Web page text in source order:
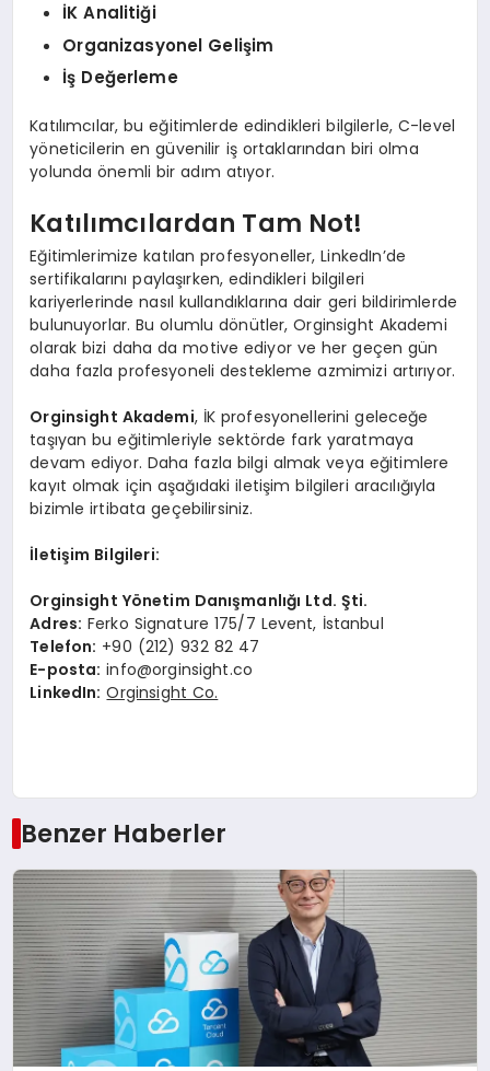
İK Analitiği
Organizasyonel Gelişim
İş Değerleme
Katılımcılar, bu eğitimlerde edindikleri bilgilerle, C-level
yöneticilerin en güvenilir iş ortaklarından biri olma
yolunda önemli bir adım atıyor.
Katılımcılardan Tam Not!
Eğitimlerimize katılan profesyoneller, LinkedIn’de
sertifikalarını paylaşırken, edindikleri bilgileri
kariyerlerinde nasıl kullandıklarına dair geri bildirimlerde
bulunuyorlar. Bu olumlu dönütler, Orginsight Akademi
olarak bizi daha da motive ediyor ve her geçen gün
daha fazla profesyoneli destekleme azmimizi artırıyor.
Orginsight Akademi, İK profesyonellerini geleceğe
taşıyan bu eğitimleriyle sektörde fark yaratmaya
devam ediyor. Daha fazla bilgi almak veya eğitimlere
kayıt olmak için aşağıdaki iletişim bilgileri aracılığıyla
bizimle irtibata geçebilirsiniz.
İletişim Bilgileri:
Orginsight Yönetim Danışmanlığı Ltd. Şti.
Adres: Ferko Signature 175/7 Levent, İstanbul
Telefon: +90 (212) 932 82 47
E-posta: info@orginsight.co
LinkedIn: Orginsight Co.
Benzer Haberler